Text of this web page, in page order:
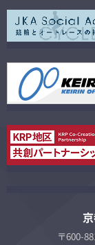
〒600-